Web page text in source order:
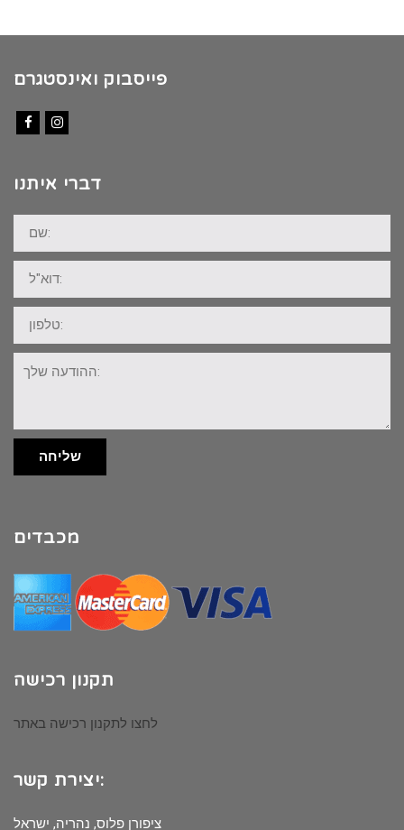
פייסבוק ואינסטגרם
דברי איתנו
שם:
דוא"ל:
טלפון:
ההודעה
שלך:
שליחה
מכבדים
תקנון רכישה
לחצו לתקנון רכישה באתר
יצירת קשר:
ציפורן פלוס, נהריה, ישראל